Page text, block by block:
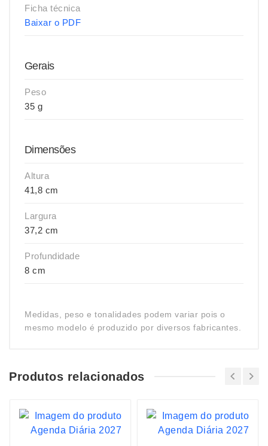
Ficha técnica
Baixar o PDF
Gerais
Peso
35 g
Dimensões
Altura
41,8 cm
Largura
37,2 cm
Profundidade
8 cm
Medidas, peso e tonalidades podem variar pois o
mesmo modelo é produzido por diversos fabricantes.
Produtos relacionados